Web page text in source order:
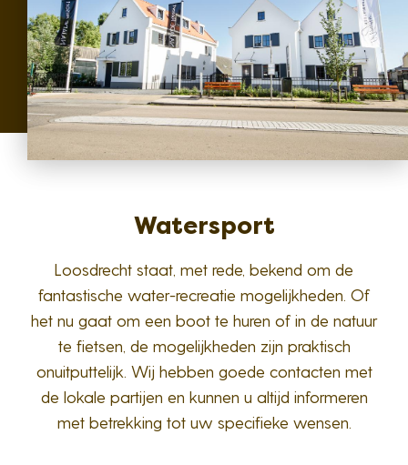
Watersport
Loosdrecht staat, met rede, bekend om de
fantastische water-recreatie mogelijkheden. Of
het nu gaat om een boot te huren of in de natuur
te fietsen, de mogelijkheden zijn praktisch
onuitputtelijk. Wij hebben goede contacten met
de lokale partijen en kunnen u altijd informeren
met betrekking tot uw specifieke wensen.